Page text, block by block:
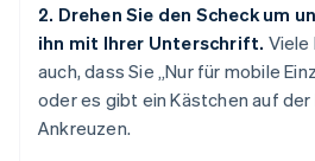
2. Drehen Sie den Scheck um
ihn mit Ihrer Unterschrift. Viele
auch, dass Sie „Nur für mobile
oder es gibt ein Kästchen auf
Ankreuzen.